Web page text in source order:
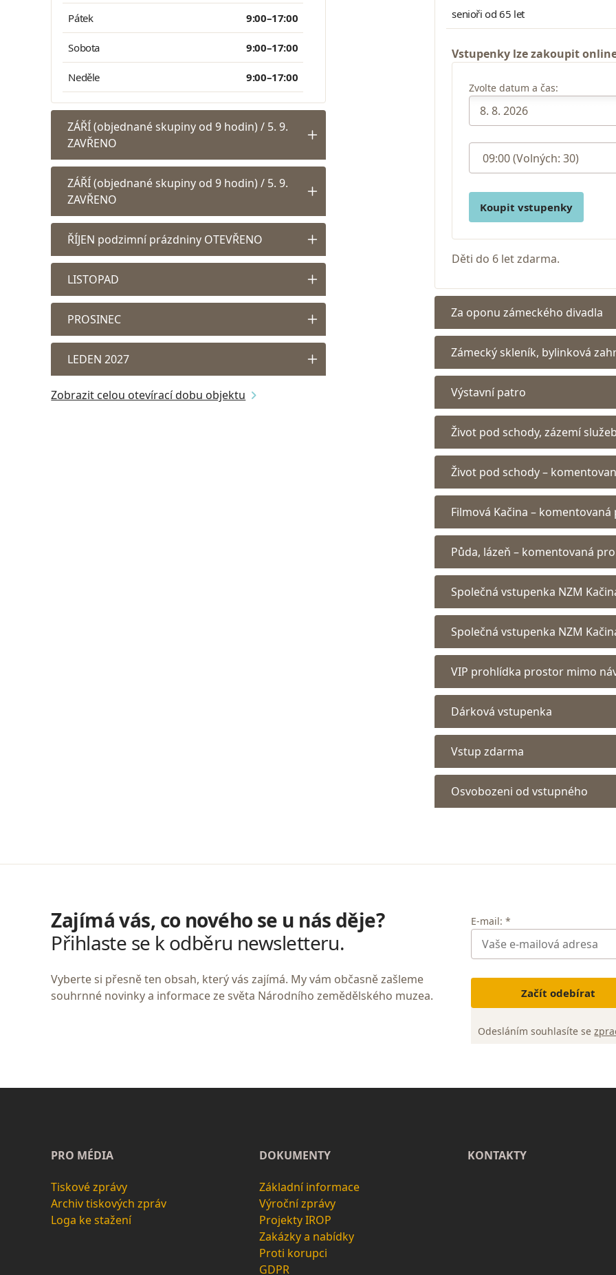
Pátek 9:00–17:00
Sobota 9:00–17:00
Neděle 9:00–17:00
ZÁŘÍ (objednané skupiny od 9 hodin) / 5. 9.
ZAVŘENO
ZÁŘÍ (objednané skupiny od 9 hodin) / 5. 9.
ZAVŘENO
ŘÍJEN podzimní prázdniny OTEVŘENO
LISTOPAD
PROSINEC
LEDEN 2027
Zobrazit celou otevírací dobu objektu
senioři od 65 let
Vstupenky lze zakoupit
Zvolte datum a čas:
Koupit vstupenky
Děti do 6 let zdarma.
Za oponu zámeckého divadla
Zámecký skleník, bylinková
Výstavní patro
Život pod schody, zázemí
Život pod schody –
Filmová Kačina –
Půda, lázeň – komentovaná
Společná vstupenka NZM
Společná vstupenka NZM
VIP prohlídka prostor mimo
Dárková vstupenka
Vstup zdarma
Osvobozeni od vstupného
Zajímá vás, co nového se u nás děje?
Přihlaste se k odběru newsletteru.
Vyberte si přesně ten obsah, který vás zajímá. My vám občasně zašleme
souhrnné novinky a informace ze světa Národního zemědělského muzea.
E-mail: *
Začít odebírat
Odesláním souhlasíte se
PRO MÉDIA
Tiskové zprávy
Archiv tiskových zpráv
Loga ke stažení
DOKUMENTY
Základní informace
Výroční zprávy
Projekty IROP
Zakázky a nabídky
Proti korupci
GDPR
KONTAKTY